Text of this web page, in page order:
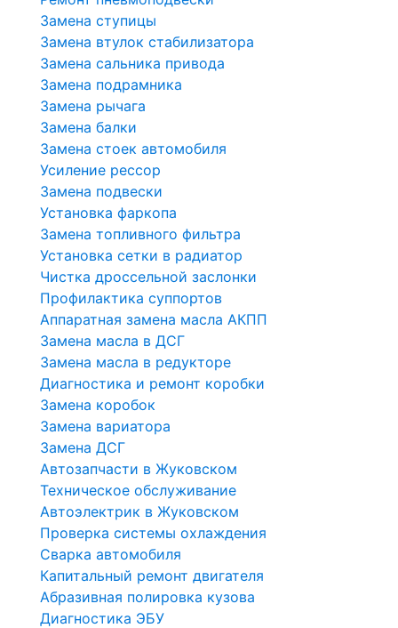
Замена ступицы
Замена втулок стабилизатора
Замена сальника привода
Замена подрамника
Замена рычага
Замена балки
Замена стоек автомобиля
Усиление рессор
Замена подвески
Установка фаркопа
Замена топливного фильтра
Установка сетки в радиатор
Чистка дроссельной заслонки
Профилактика суппортов
Аппаратная замена масла АКПП
Замена масла в ДСГ
Замена масла в редукторе
Диагностика и ремонт коробки
Замена коробок
Замена вариатора
Замена ДСГ
Автозапчасти в Жуковском
Техническое обслуживание
Автоэлектрик в Жуковском
Проверка системы охлаждения
Сварка автомобиля
Капитальный ремонт двигателя
Абразивная полировка кузова
Диагностика ЭБУ